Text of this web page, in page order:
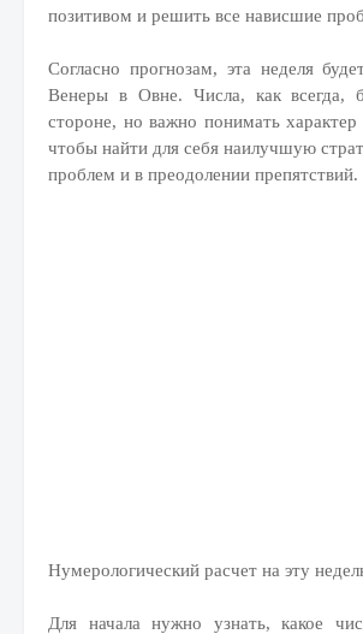
позитивом и решить все нависшие
Согласно прогнозам, эта неделя
Венеры в Овне. Числа, как всегда,
стороне, но важно понимать характер
чтобы найти для себя наилучшую
проблем и в преодолении препятствий.
Нумерологический расчет на эту
Для начала нужно узнать, какое